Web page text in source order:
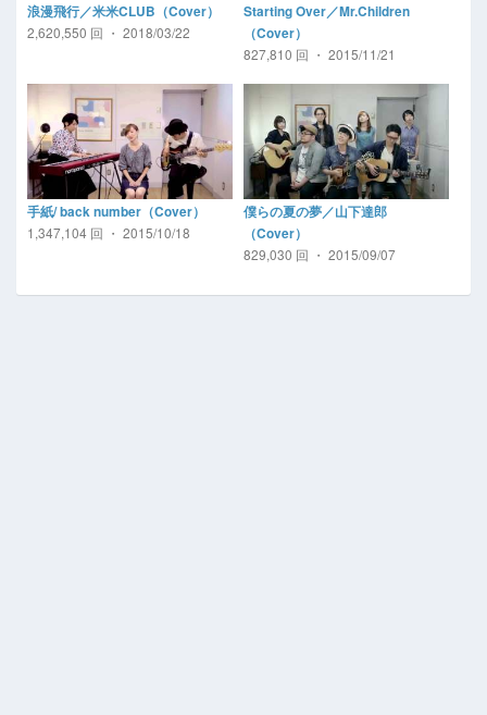
浪漫飛行／米米CLUB（Cover）
2,620,550 回 ・ 2018/03/22
Starting Over／Mr.Children
（Cover）
827,810 回 ・ 2015/11/21
手紙/ back number（Cover）
1,347,104 回 ・ 2015/10/18
僕らの夏の夢／山下達郎
（Cover）
829,030 回 ・ 2015/09/07